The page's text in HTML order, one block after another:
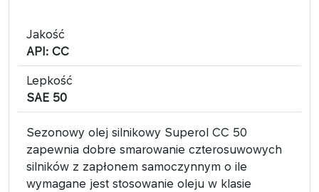
Jakość
API: CC
Lepkość
SAE 50
Sezonowy olej silnikowy Superol CC 50
zapewnia dobre smarowanie czterosuwowych
silników z zapłonem samoczynnym o ile
wymagane jest stosowanie oleju w klasie